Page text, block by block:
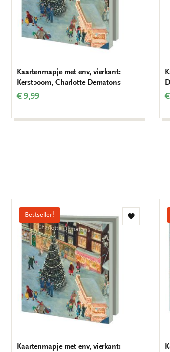
Kaartenmapje met env, vierkant:
Kerstboom, Charlotte Dematons
€ 9,99
Bestseller!
Toevoegen
Kaartenmapje met env, vierkant: